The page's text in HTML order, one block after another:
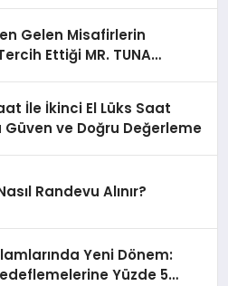
Gelen Misafirlerin
Ettiği MR. TUNA
İle İkinci El Lüks Saat
Güven ve Doğru Değerleme
Randevu Alınır?
Yeni Dönem:
Yüzde 5